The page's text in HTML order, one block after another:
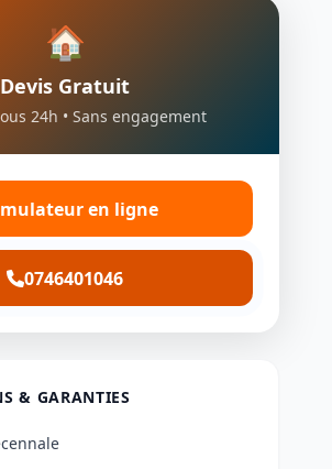
🏠
Devis Gratuit
24h • Sans engagement
en ligne
0746401046
& GARANTIES